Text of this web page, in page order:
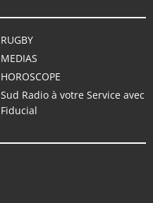
RUGBY
MEDIAS
HOROSCOPE
Sud Radio à votre Service avec
Fiducial